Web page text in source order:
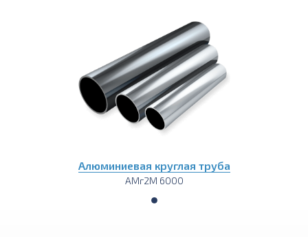
Алюминиевая круглая труба
АМг2М 6000